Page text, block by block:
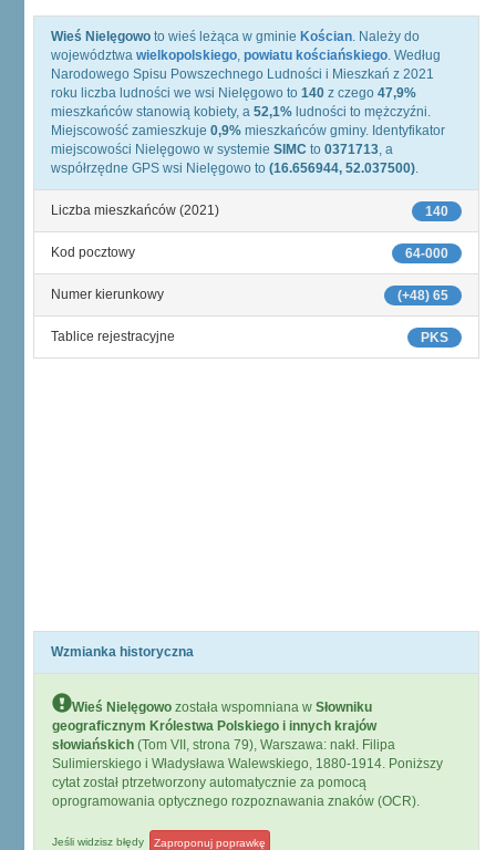
Wieś Nielęgowo to wieś leżąca w gminie Kościan. Należy do
województwa wielkopolskiego, powiatu kościańskiego. Według
Narodowego Spisu Powszechnego Ludności i Mieszkań z 2021
roku liczba ludności we wsi Nielęgowo to 140 z czego 47,9%
mieszkańców stanowią kobiety, a 52,1% ludności to mężczyźni.
Miejscowość zamieszkuje 0,9% mieszkańców gminy. Identyfikator
miejscowości Nielęgowo w systemie SIMC to 0371713, a
współrzędne GPS wsi Nielęgowo to (16.656944, 52.037500).
140
Liczba mieszkańców (2021)
64-000
Kod pocztowy
(+48) 65
Numer kierunkowy
PKS
Tablice rejestracyjne
Wzmianka historyczna
Wieś Nielęgowo została wspomniana w Słowniku
geograficznym Królestwa Polskiego i innych krajów
słowiańskich (Tom VII, strona 79), Warszawa: nakł. Filipa
Sulimierskiego i Władysława Walewskiego, 1880-1914. Poniższy
cytat został ptrzetworzony automatycznie za pomocą
oprogramowania optycznego rozpoznawania znaków (OCR).
Jeśli widzisz błędy Zaproponuj poprawkę